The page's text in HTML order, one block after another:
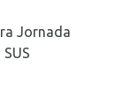
Jornada